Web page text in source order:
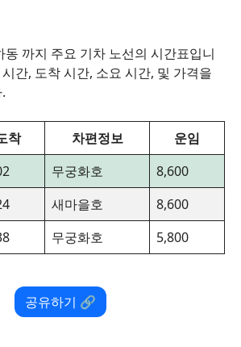
동 까지 주요 기차 노선의 시간표입니
간, 도착 시간, 소요 시간, 및 가격을
착 차편정보
운임
무궁화호
8,600
새마을호
8,600
무궁화호 5,800
공유하기 🔗